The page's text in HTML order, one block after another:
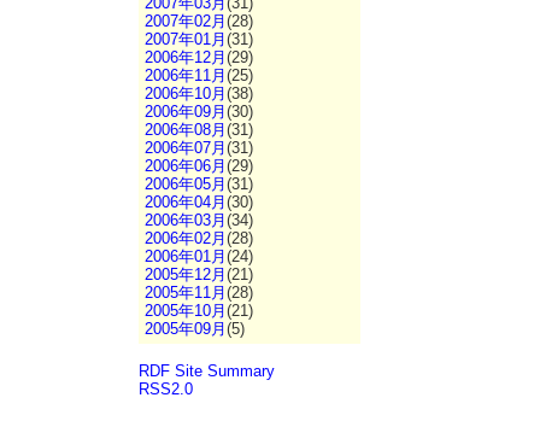
2007年02月 (28)
2007年01月 (31)
2006年12月 (29)
2006年11月 (25)
2006年10月 (38)
2006年09月 (30)
2006年08月 (31)
2006年07月 (31)
2006年06月 (29)
2006年05月 (31)
2006年04月 (30)
2006年03月 (34)
2006年02月 (28)
2006年01月 (24)
2005年12月 (21)
2005年11月 (28)
2005年10月 (21)
2005年09月 (5)
RDF Site Summary
RSS2.0